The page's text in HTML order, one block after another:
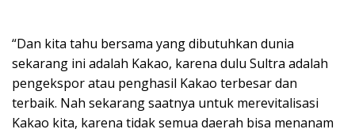
“Dan kita tahu bersama yang dibutuhkan dunia
sekarang ini adalah Kakao, karena dulu Sultra adalah
pengekspor atau penghasil Kakao terbesar dan
terbaik. Nah sekarang saatnya untuk merevitalisasi
Kakao kita, karena tidak semua daerah bisa menanam